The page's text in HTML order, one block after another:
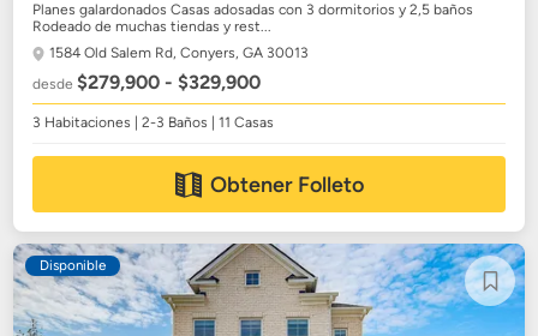
Planes galardonados Casas adosadas con 3 dormitorios y 2,5 baños
Rodeado de muchas tiendas y rest...
1584 Old Salem Rd,Conyers, GA 30013
desde$279,900 - $329,900
3 Habitaciones | 2-3 Baños | 11 Casas
Obtener Folleto
Disponible